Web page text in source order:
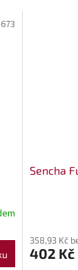
Sencha
358,93 Kč
402 Kč